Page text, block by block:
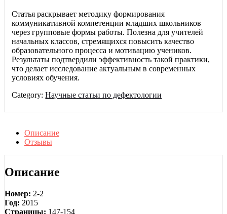
Статья раскрывает методику формирования
коммуникативной компетенции младших школьников
через групповые формы работы. Полезна для учителей
начальных классов, стремящихся повысить качество
образовательного процесса и мотивацию учеников.
Результаты подтвердили эффективность такой практики,
что делает исследование актуальным в современных
условиях обучения.
Category:Научные статьи по дефектологии
Описание
Отзывы
Описание
Номер: 2-2
Год: 2015
Страницы: 147-154